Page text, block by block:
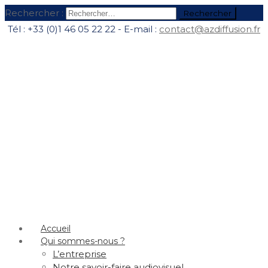
Rechercher :
Tél : +33 (0)1 46 05 22 22 - E-mail : contact@azdiffusion.fr
Accueil
Qui sommes-nous ?
L’entreprise